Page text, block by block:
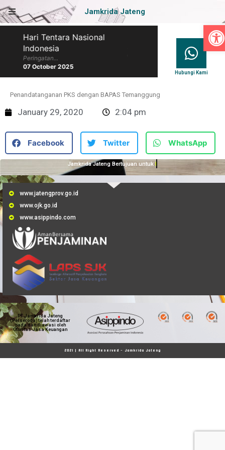
Jamkrida Jateng
Hari Tentara Nasional
Indonesia
Peringatan...
07 October 2025
Hari Batik Nasional
Hubungi Kami
Penandatanganan PKS dengan BAPAS Temanggung
January 29, 2020 2:04 pm
Facebook Twitter WhatsApp
Jamkrida Jateng Bertujuan untuk Membantu UMKM
www.jatengprov.go.id
www.ojk.go.id
www.asippindo.com
PT Jamkrida Jateng
(Perseroda) telah terdaftar
pada dan diawasi oleh
Otoritas Jasa Keuangan
2021 | All Right Reserved - Jamkrida Jateng